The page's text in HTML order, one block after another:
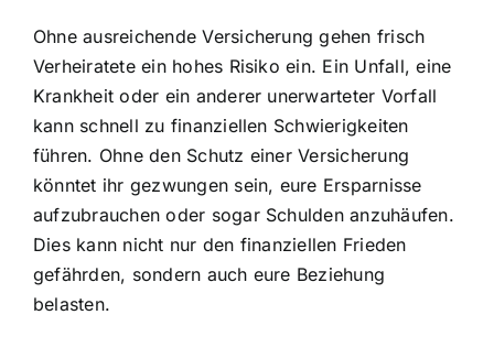
Ohne ausreichende Versicherung gehen frisch
Verheiratete ein hohes Risiko ein. Ein Unfall, eine
Krankheit oder ein anderer unerwarteter Vorfall
kann schnell zu finanziellen Schwierigkeiten
führen. Ohne den Schutz einer Versicherung
könntet ihr gezwungen sein, eure Ersparnisse
aufzubrauchen oder sogar Schulden anzuhäufen.
Dies kann nicht nur den finanziellen Frieden
gefährden, sondern auch eure Beziehung
belasten.